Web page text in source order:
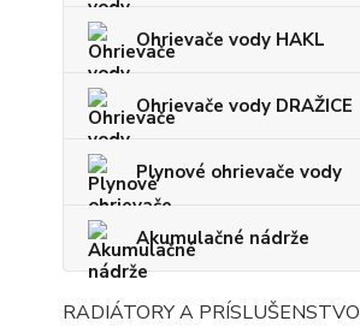
Ohrievače vody HAKL
Ohrievače vody DRAŽICE
Plynové ohrievače vody
Akumulačné nádrže
RADIÁTORY A PRÍSLUŠENSTVO